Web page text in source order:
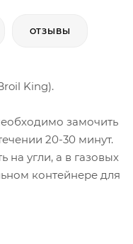
ОТЗЫВЫ
King).
замочить
20-30 минут.
угли, а в газовых
контейнере для